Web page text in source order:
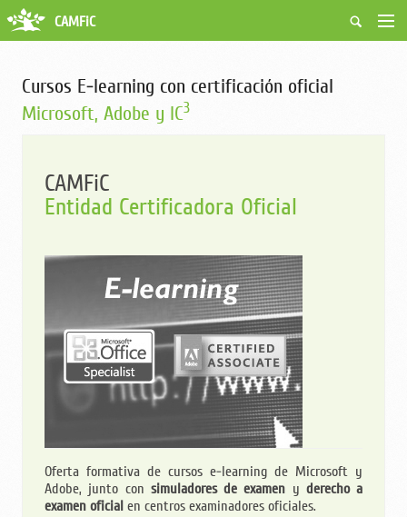
Qui som
Fes-te soci
Activitats
Biblioteca
Grups i Vocalies
CAMFiC
Cursos E-learning con certificación oficial
Microsoft, Adobe y IC3
CAMFiC
Entidad Certificadora Oficial
Oferta formativa de cursos e-learning de Microsoft y
Adobe, junto con simuladores de examen y derecho a
examen oficial en centros examinadores oficiales.